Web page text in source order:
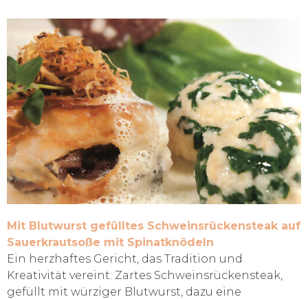
Mit Blutwurst gefülltes Schweinsrückensteak auf
Sauerkrautsoße mit Spinatknödeln
Ein herzhaftes Gericht, das Tradition und
Kreativität vereint: Zartes Schweinsrückensteak,
gefüllt mit würziger Blutwurst, dazu eine